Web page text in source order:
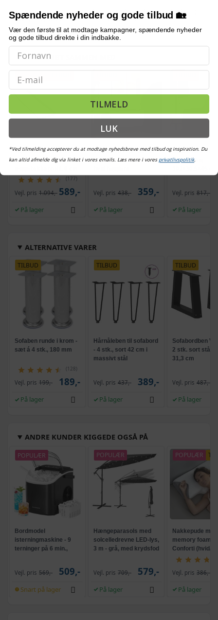
Bemærk: FAQ er vejledende information. Vi tager forbehold for fejl og
mangler, og oplysningerne er ikke juridisk bindende.
OFTE KØBT SAMMEN MED
POPULÆR
Topmadras 140 x 200
cm - koldskum med
(177)
Vejl. pris 1.094,- 589,-
På lager
Vinylskab 74,5×38×48
cm - konstrueret træ,
Vejl. pris 438,- 359,-
På lager
Skobænk med
opbevaring
egetræsfarve
Vejl. pris 817,-
På lager
ALTERNATIVE VARER
TILBUD
Sofaben runde i krom -
sæt á 4 stk., 180 mm
(128)
Vejl. pris 199,- 189,-
På lager
TILBUD
Hårnåleben til sofabord
- 4 stk., sort 42 cm i
massivt stål
Vejl. pris 437,- 389,-
På lager
TILBUD
Sofabordben V-
2 stk. sort stål
31,3 cm
Vejl. pris 487,-
På lager
ANDRE KUNDER KIGGEDE OGSÅ PÅ
POPULÆR
Bordmodel
isterningmaskine - 9
terninger på 6 min.,
Vejl. pris 569,- 509,-
Snart på lager
POPULÆR
Hængeparasols med
solcelledrevne LED-lys,
3 m - grå, med krydsfod
Vejl. pris 709,- 579,-
På lager
POPULÆR
Nakkepude med
memory foam -
Conforti (hvid/
Vejl. pris 386,-
På lager
Spændende nyheder og gode tilbud 🏡
Vær den første til at modtage kampagner, spændende nyheder
og gode tilbud direkte i din indbakke.
Email
TILMELD
LUK
*Ved tilmelding accepterer du at modtage nyhedsbreve med tilbud og inspiration. Du
kan altid afmelde dig via linket i vores emails. Læs mere i vores privatlivspolitik.